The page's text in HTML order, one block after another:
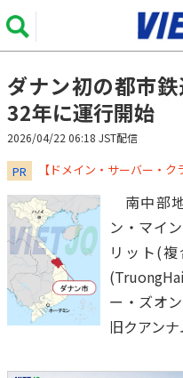
ダナン初の都市
32年に運行開始
2026/04/22 06:18 JST配信
PR 【ドメイン・サーバー・
南中部
ン・マイ
リット(
ー・ズオ
旧クアン